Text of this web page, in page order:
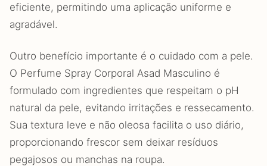
eficiente, permitindo uma aplicação uniforme e
agradável.
Outro benefício importante é o cuidado com a pele.
O Perfume Spray Corporal Asad Masculino é
formulado com ingredientes que respeitam o pH
natural da pele, evitando irritações e ressecamento.
Sua textura leve e não oleosa facilita o uso diário,
proporcionando frescor sem deixar resíduos
pegajosos ou manchas na roupa.